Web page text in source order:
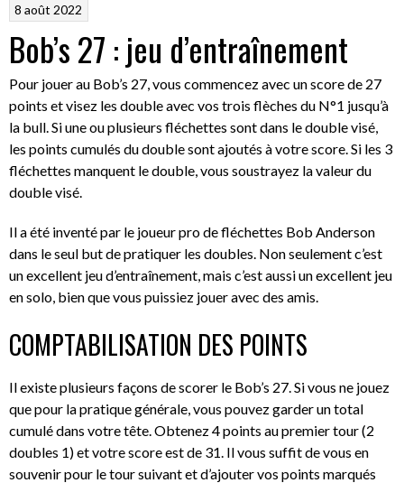
8 août 2022
Bob’s 27 : jeu d’entraînement
Pour jouer au Bob’s 27, vous commencez avec un score de 27
points et visez les double avec vos trois flèches du N°1 jusqu’à
la bull. Si une ou plusieurs fléchettes sont dans le double visé,
les points cumulés du double sont ajoutés à votre score. Si les 3
fléchettes manquent le double, vous soustrayez la valeur du
double visé.
Il a été inventé par le joueur pro de fléchettes Bob Anderson
dans le seul but de pratiquer les doubles. Non seulement c’est
un excellent jeu d’entraînement, mais c’est aussi un excellent jeu
en solo, bien que vous puissiez jouer avec des amis.
COMPTABILISATION DES POINTS
Il existe plusieurs façons de scorer le Bob’s 27. Si vous ne jouez
que pour la pratique générale, vous pouvez garder un total
cumulé dans votre tête. Obtenez 4 points au premier tour (2
doubles 1) et votre score est de 31. Il vous suffit de vous en
souvenir pour le tour suivant et d’ajouter vos points marqués